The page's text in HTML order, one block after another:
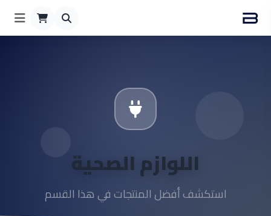
اللوازم الصحية
استكشف أفضل المنتجات في هذا القسم